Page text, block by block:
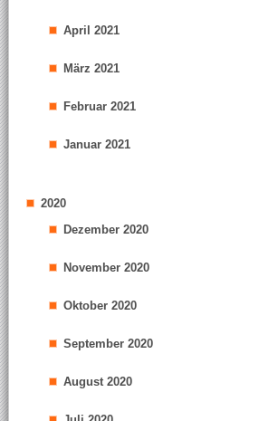
April 2021
März 2021
Februar 2021
Januar 2021
2020
Dezember 2020
November 2020
Oktober 2020
September 2020
August 2020